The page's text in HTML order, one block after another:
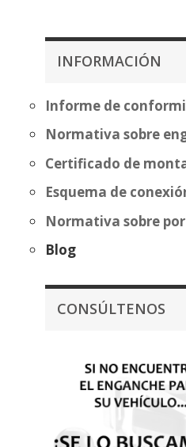
INFORMACIÓN
Informe de
Normativa sobre
Certificado de
Esquema de
Normativa sobre
Blog
CONSÚLTENOS